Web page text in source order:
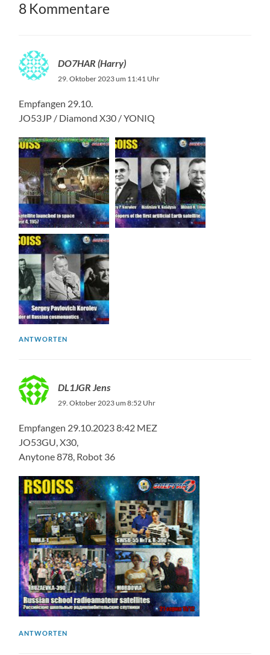
8 Kommentare
DO7HAR (Harry)
29. Oktober 2023 um 11:41 Uhr
Empfangen 29.10.
JO53JP / Diamond X30 / YONIQ
ANTWORTEN
DL1JGR Jens
29. Oktober 2023 um 8:52 Uhr
Empfangen 29.10.2023 8:42 MEZ
JO53GU, X30,
Anytone 878, Robot 36
ANTWORTEN